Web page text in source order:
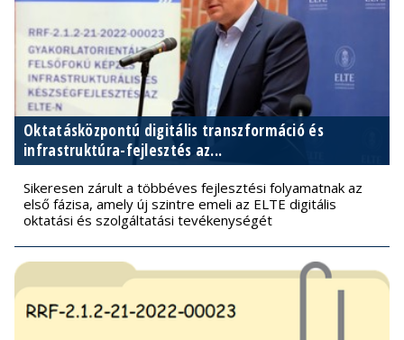
Oktatásközpontú digitális transzformáció és
infrastruktúra-fejlesztés az...
Sikeresen zárult a többéves fejlesztési folyamatnak az
első fázisa, amely új szintre emeli az ELTE digitális
oktatási és szolgáltatási tevékenységét